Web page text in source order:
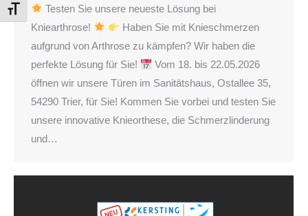
Schrift vergrößernTesten Sie unsere neueste Lösung bei
Kniearthrose!
Haben Sie mit Knieschmerzen
aufgrund von Arthrose zu kämpfen? Wir haben die
perfekte Lösung für Sie!
Vom 18. bis 22.05.2026
öffnen wir unsere Türen im Sanitätshaus, Ostallee 35,
54290 Trier, für Sie! Kommen Sie vorbei und testen Sie
unsere innovative Knieorthese, die Schmerzlinderung
und…